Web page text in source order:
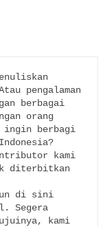
Indonesia
pengalaman
berbagai
orang
ingin berbagi
kami
diterbitkan
di sini
Segera
kami